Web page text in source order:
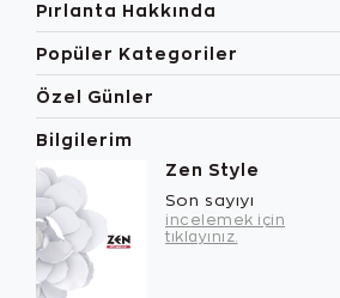
Pırlanta Hakkında
Popüler Kategoriler
Özel Günler
Bilgilerim
Zen Style
Son sayıyı
incelemek için
tıklayınız.